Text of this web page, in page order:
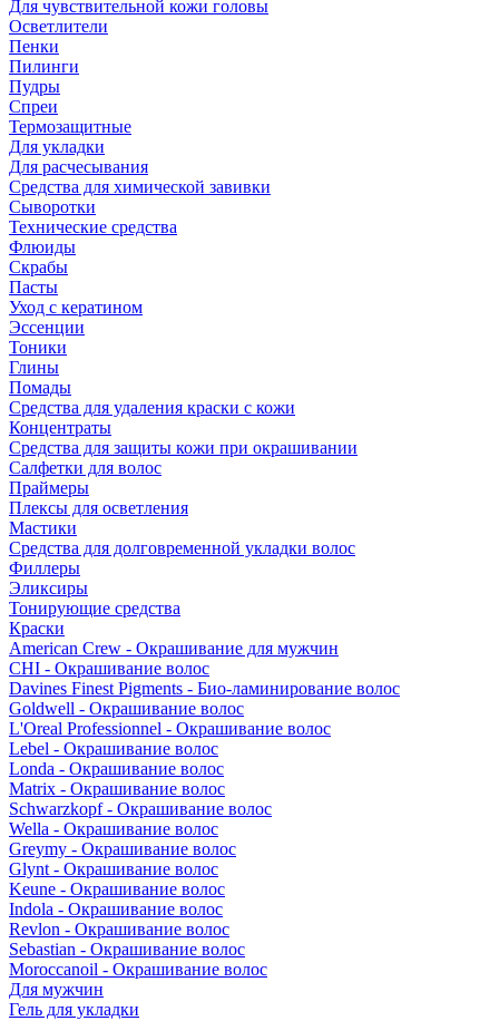
Для чувствительной кожи головы
Осветлители
Пенки
Пилинги
Пудры
Спреи
Термозащитные
Для укладки
Для расчесывания
Средства для химической завивки
Сыворотки
Технические средства
Флюиды
Скрабы
Пасты
Уход с кератином
Эссенции
Тоники
Глины
Помады
Средства для удаления краски с кожи
Концентраты
Средства для защиты кожи при окрашивании
Салфетки для волос
Праймеры
Плексы для осветления
Мастики
Средства для долговременной укладки волос
Филлеры
Эликсиры
Тонирующие средства
Краски
American Crew - Окрашивание для мужчин
CHI - Окрашивание волос
Davines Finest Pigments - Био-ламинирование волос
Goldwell - Окрашивание волос
L'Oreal Professionnel - Окрашивание волос
Lebel - Окрашивание волос
Londa - Окрашивание волос
Matrix - Окрашивание волос
Schwarzkopf - Окрашивание волос
Wella - Окрашивание волос
Greymy - Окрашивание волос
Glynt - Окрашивание волос
Keune - Окрашивание волос
Indola - Окрашивание волос
Revlon - Окрашивание волос
Sebastian - Окрашивание волос
Moroccanoil - Окрашивание волос
Для мужчин
Гель для укладки